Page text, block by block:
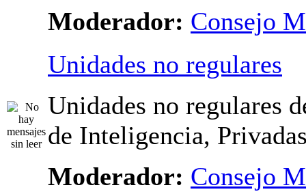
Moderador: Consejo
Unidades no regulares
Unidades no regulares
de Inteligencia,
Moderador: Consejo